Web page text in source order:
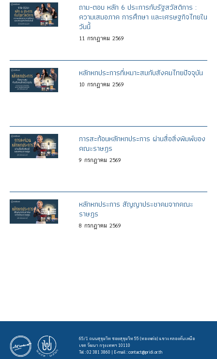
ถาม-ตอบ หลัก 6 ประการกับรัฐสวัสดิการ :
ความเสมอภาค การศึกษา และเศรษฐกิจไทยใน
วันนี้
11 กรกฎาคม 2569
หลักหกประการที่เหมาะสมกับสังคมไทยปัจจุบัน
10 กรกฎาคม 2569
การสะท้อนหลักหกประการ ผ่านสื่อสิ่งพิมพ์ของ
คณะราษฎร
9 กรกฎาคม 2569
หลักหกประการ สัญญาประชาคมจากคณะ
ราษฎร
8 กรกฎาคม 2569
65/1 ถนนสุขุมวิท ซอยสุขุมวิท 55 (ทองหล่อ) แขวง คลองตันเหนือ
เขต วัฒนา กรุงเทพฯ 10110
Tel : 02 381 3860 | E-mail :contact@pridi.or.th